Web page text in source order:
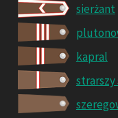
sierżant
kapral
strarszy